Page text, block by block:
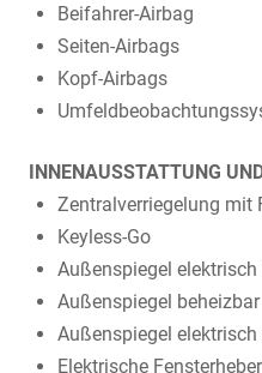
Beifahrer-Airbag
Seiten-Airbags
Kopf-Airbags
INNENAUSSTATTUNG
Zentralverriegelung mit
Keyless-Go
Außenspiegel
Außenspiegel beheizbar
Außenspiegel
Elektrische